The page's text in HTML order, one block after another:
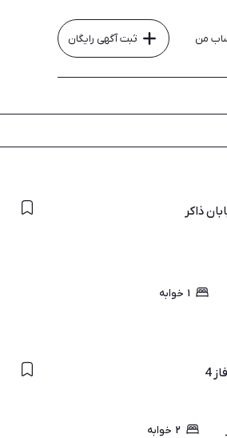
من ثبت آگهی رایگان
۱ خوابه
۲ خوابه